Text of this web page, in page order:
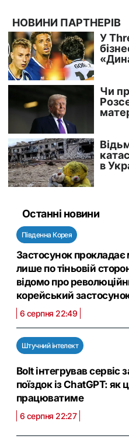
Останні новини
Південна Корея
Застосунок
лише по тіньовій
відомо про
корейський
6 серпня 22:49
Штучний інтелект
Bolt інтегрував сервіс
поїздок із ChatGPT: як
працюватиме
6 серпня 22:27